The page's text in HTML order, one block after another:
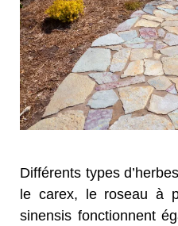
Différents types
le carex, le roseau à
sinensis fonctionnent